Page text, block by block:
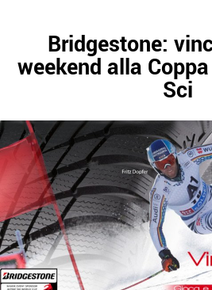
Bridgestone:
weekend alla
Sci